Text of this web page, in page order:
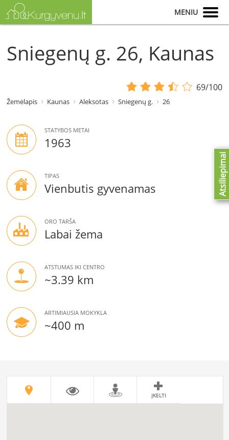
MENIU
Sniegenų g. 26, Kaunas
69/100
Žemėlapis Kaunas Aleksotas Sniegenų g. 26
STATYBOS METAI
1963
TIPAS
Vienbutis gyvenamas
ORO TARŠA
Labai žema
ATSTUMAS IKI CENTRO
~3.39 km
ARTIMIAUSIA MOKYKLA
~400 m
ĮKELTI
Atsiliepimai